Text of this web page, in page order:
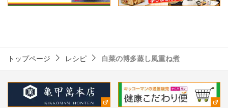
トップページ レシピ 白菜の博多蒸し風重ね煮